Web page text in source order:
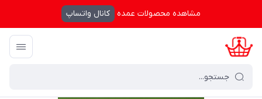
مشاهده محصولات عمده کانال واتساپ
کرال شاپینگ / فهرست محصولات